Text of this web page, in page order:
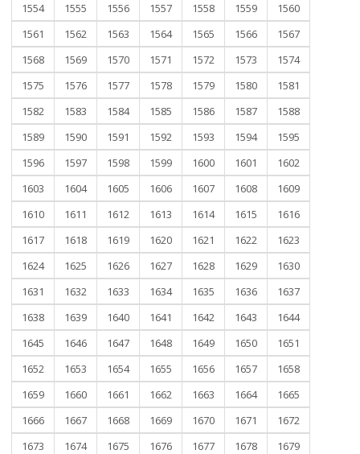
1554
1555 1556 1557 1558 1559
1560
1561
1562 1563 1564 1565 1566
1567
1568
1569 1570 1571 1572 1573
1574
1575
1576 1577 1578 1579 1580
1581
1582
1583 1584 1585 1586 1587
1588
1589
1590 1591 1592 1593 1594
1595
1596
1597 1598 1599 1600 1601
1602
1603
1604 1605 1606 1607 1608
1609
1610
1611 1612 1613 1614 1615
1616
1617
1618 1619 1620 1621 1622
1623
1624
1625 1626 1627 1628 1629
1630
1631
1632 1633 1634 1635 1636
1637
1638
1639 1640 1641 1642 1643
1644
1645
1646 1647 1648 1649 1650
1651
1652
1653 1654 1655 1656 1657
1658
1659
1660 1661 1662 1663 1664
1665
1666
1667 1668 1669 1670 1671
1672
1673
1674 1675 1676 1677 1678
1679